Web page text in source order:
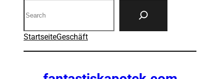
StartseiteGeschäft